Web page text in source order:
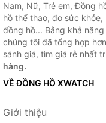
Nam, Nữ, Trẻ em, Đồng
hồ thể thao, đo sức
đồng hồ... Bằng khả
chúng tôi đã tổng hợp
sánh giá, tìm giá rẻ nhất
hàng.
VỀ ĐỒNG HỒ XWATCH
Giới thiệu